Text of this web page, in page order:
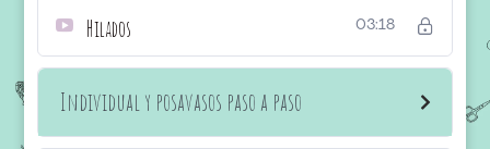
Hilados
03:18
Individual y posavasos paso a paso